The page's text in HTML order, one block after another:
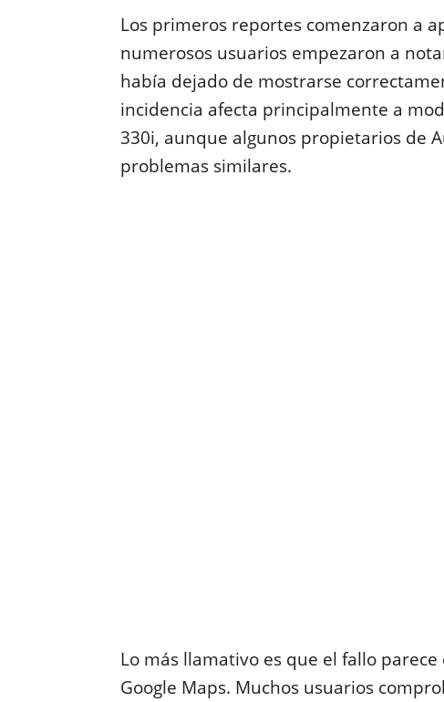
Los primeros reportes comenzaron a
numerosos usuarios empezaron a
había dejado de mostrarse
incidencia afecta principalmente a
330i, aunque algunos propietarios de
problemas similares.
Lo más llamativo es que el fallo
Google Maps. Muchos usuarios